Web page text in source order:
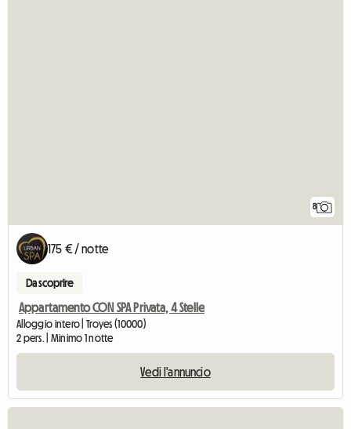
8
175 € / notte
Da scoprire
Appartamento CON SPA Privata, 4 Stelle
Alloggio intero | Troyes (10000)
2 pers. | Minimo 1 notte
Vedi l'annuncio